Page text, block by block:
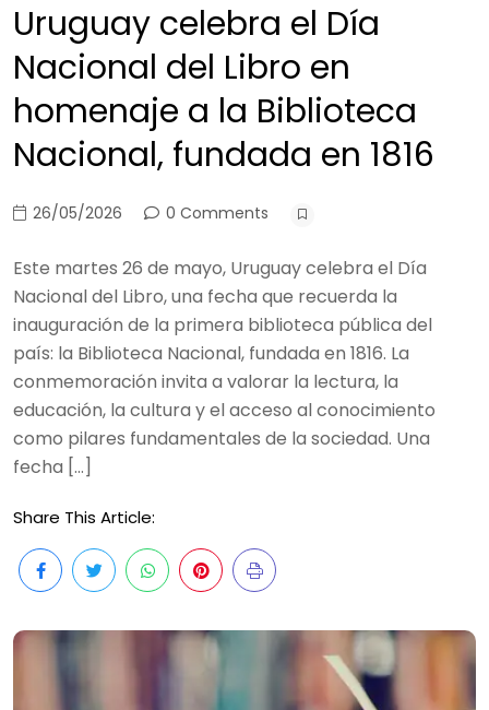
Uruguay celebra el Día
Nacional del Libro en
homenaje a la Biblioteca
Nacional, fundada en 1816
26/05/2026 0 Comments
Este martes 26 de mayo, Uruguay celebra el Día
Nacional del Libro, una fecha que recuerda la
inauguración de la primera biblioteca pública del
país: la Biblioteca Nacional, fundada en 1816. La
conmemoración invita a valorar la lectura, la
educación, la cultura y el acceso al conocimiento
como pilares fundamentales de la sociedad. Una
fecha […]
Share This Article: